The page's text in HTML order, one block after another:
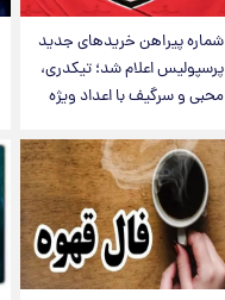
شماره پیراهن خریدهای جدید
پرسپولیس اعلام شد؛ تیکدری،
محبی و سرگیف با اعداد ویژه